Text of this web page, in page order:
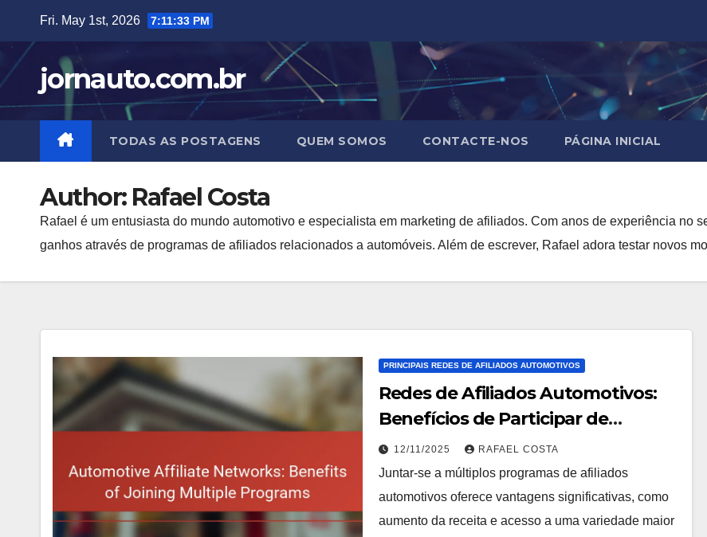
content
Fri. May 1st, 2026 7:11:34 PM
jornauto.com.br
TODAS AS POSTAGENS QUEM SOMOS CONTACTE-NOS PÁGINA INICIAL
Author: Rafael Costa
Rafael é um entusiasta do mundo automotivo e especialista em marketing de afiliados. Com anos de experiência no
ganhos através de programas de afiliados relacionados a automóveis. Além de escrever, Rafael adora testar novos
PRINCIPAIS REDES DE AFILIADOS AUTOMOTIVOS
Redes de Afiliados Automotivos:
Benefícios de Participar de
Múltiplos Programas
12/11/2025 RAFAEL COSTA
Juntar-se a múltiplos programas de afiliados
automotivos oferece vantagens significativas, como
aumento da receita e acesso a uma variedade maior